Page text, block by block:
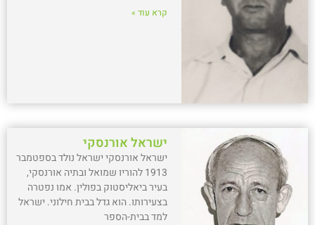
קרא עוד »
ישראל אורנסקי
ישראל אורנסקי ישראל נולד בספטמבר
1913 להוריו שמואל ובתיה אורנסקי,
בעיר ביאליסטוק בפולין. אמו נפטרה
בצעירותו. הוא גדל בבית חילוני. ישראל
למד בבית-הספר